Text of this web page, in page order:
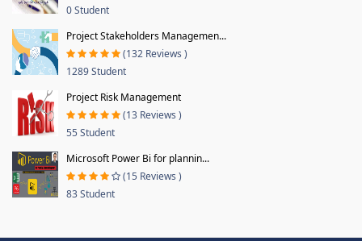
0 Student
Project Stakeholders Managemen...
(132 Reviews )
1289 Student
Project Risk Management
(13 Reviews )
55 Student
Microsoft Power Bi for plannin...
(15 Reviews )
83 Student